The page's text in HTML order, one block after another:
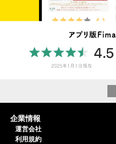
企業情報
運営会社
利用規約